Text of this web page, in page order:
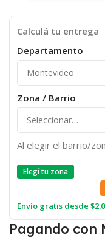
Calculá tu entrega
Departamento
Zona / Barrio
Al elegir el barrio/
Elegí tu zona
Envío gratis desde
Pagando con